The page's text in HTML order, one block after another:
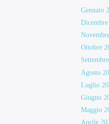
Gennaio
Dicembre
Ottobre
Agosto
Luglio
Giugno
Maggio
Aprile